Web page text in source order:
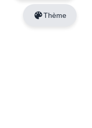
Thème